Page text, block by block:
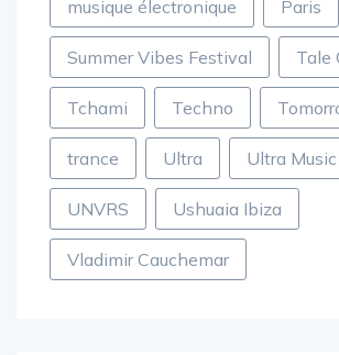
musique électronique Paris
Summer Vibes Festival Tale
Tchami Techno
trance Ultra Ultra
UNVRS Ushuaia Ibiza
Vladimir Cauchemar